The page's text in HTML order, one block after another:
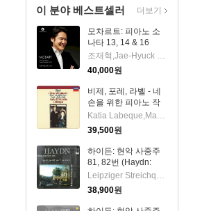
이 분야 베스트셀러
모차르트: 피아노 소
나타 13, 14 & 16
(Mozart: Piano
Sonatas Nos.13, 14
& 16)(CD) - 조재혁
(Jae-Hyuck Cho)
조재혁,Jae-Hyuck Cho
40,000원
비제, 포레, 라벨 - 네
손을 위한 피아노 작
품집 (Bizet: Jeux
D'enfants, Faure:
Dolly Suite, Ravel:
Ma Mere L'oye)
(UHQCD)(일본반) -
Katia Labeque
Katia Labeque,Marielle Labeque
39,500원
하이든: 현악 사중주
81, 82번 (Haydn:
String Quartet No.81
& 82)(CD) -
Leipziger
Streichquartett
Leipziger Streichquartett
38,900원
더보기